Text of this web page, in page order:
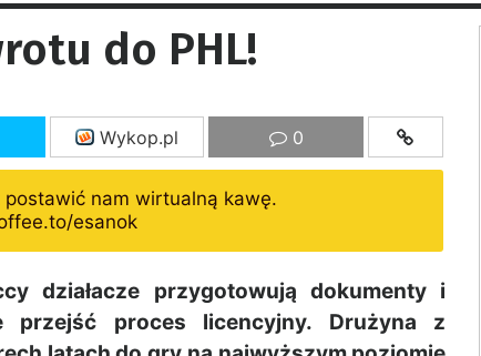
do PHL!
Wykop.pl 0
postawić nam wirtualną kawę.
esanok
działacze przygotowują dokumenty i
przejść proces licencyjny. Drużyna z